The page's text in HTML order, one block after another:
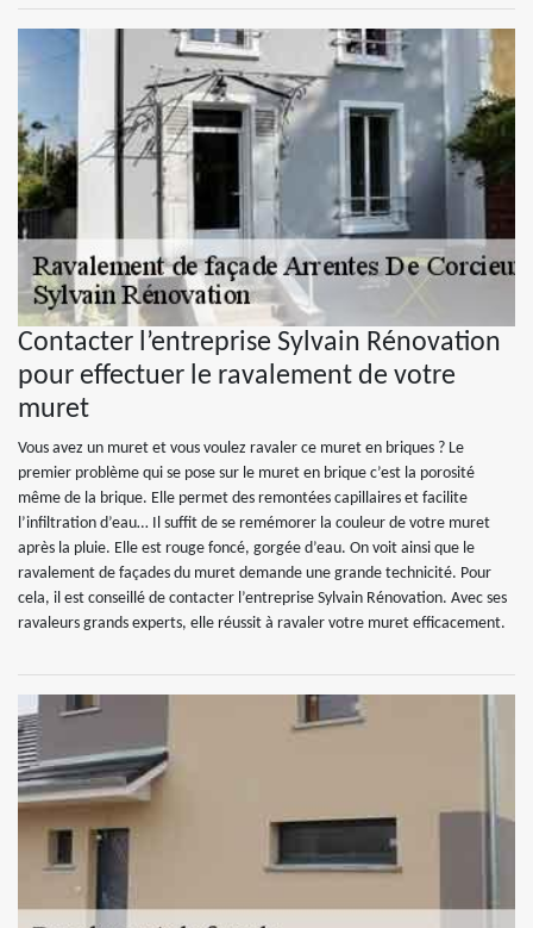
Contacter l’entreprise Sylvain Rénovation
pour effectuer le ravalement de votre
muret
Vous avez un muret et vous voulez ravaler ce muret en briques ? Le
premier problème qui se pose sur le muret en brique c’est la porosité
même de la brique. Elle permet des remontées capillaires et facilite
l’infiltration d’eau… Il suffit de se remémorer la couleur de votre muret
après la pluie. Elle est rouge foncé, gorgée d’eau. On voit ainsi que le
ravalement de façades du muret demande une grande technicité. Pour
cela, il est conseillé de contacter l’entreprise Sylvain Rénovation. Avec ses
ravaleurs grands experts, elle réussit à ravaler votre muret efficacement.